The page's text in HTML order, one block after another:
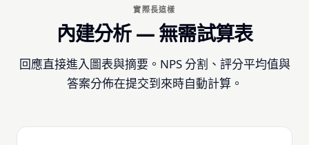
實際長這樣
內建分析 — 無需試算表
回應直接進入圖表與摘要。NPS 分割、評分平均值與
答案分佈在提交到來時自動計算。